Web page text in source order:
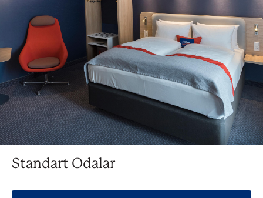
Standart Odalar